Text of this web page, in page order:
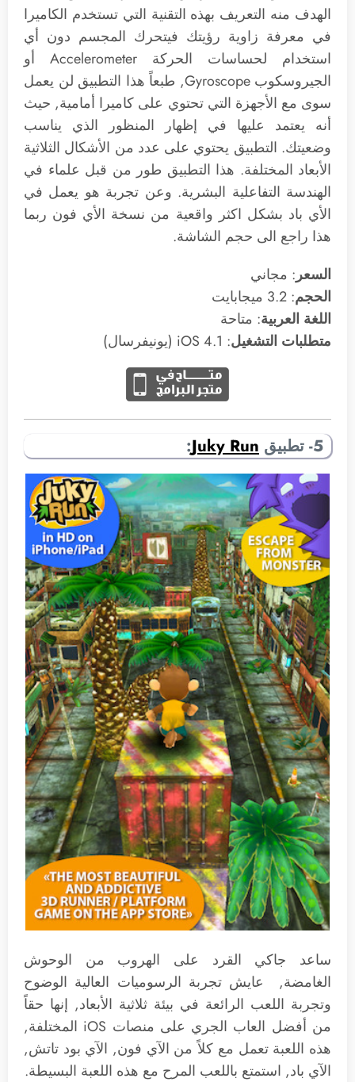
الهدف منه التعريف بهذه التقنية التي تستخدم الكاميرا
في معرفة زاوية رؤيتك فيتحرك المجسم دون أي
استخدام لحساسات الحركة Accelerometer أو
الجيروسكوب Gyroscope, طبعاً هذا التطبيق لن يعمل
سوى مع الأجهزة التي تحتوي على كاميرا أمامية, حيث
أنه يعتمد عليها في إظهار المنظور الذي يناسب
وضعيتك. التطبيق يحتوي على عدد من الأشكال الثلاثية
الأبعاد المختلفة. هذا التطبيق طور من قبل علماء في
الهندسة التفاعلية البشرية. وعن تجربة هو يعمل في
الأي باد بشكل اكثر واقعية من نسخة الأي فون ربما
هذا راجع الى حجم الشاشة.
السعر: مجاني
الحجم: 3.2 ميجابايت
اللغة العربية: متاحة
متطلبات التشغيل: 4.1 iOS (يونيفرسال)
5- تطبيق Juky Run
:
ساعد جاكي القرد على الهروب من الوحوش
الغامضة, عايش تجربة الرسوميات العالية الوضوح
وتجربة اللعب الرائعة في بيئة ثلاثية الأبعاد, إنها حقاً
من أفضل العاب الجري على منصات iOS المختلفة,
هذه اللعبة تعمل مع كلاً من الآي فون, الآي بود تاتش,
الآي باد, استمتع باللعب المرح مع هذه اللعبة البسيطة.